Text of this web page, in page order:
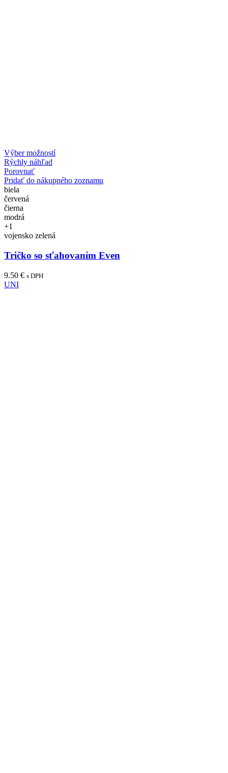
Výber možností
Rýchly náhľad
Porovnať
Pridať do nákupného zoznamu
biela
červená
čierna
modrá
+1
vojensko zelená
Tričko so sťahovaním Even
9.50 € s DPH
UNI